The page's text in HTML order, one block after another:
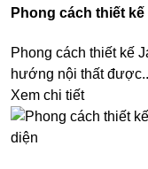
Phong cách thiết
Phong cách thiết kế
hướng nội thất
Xem chi tiết